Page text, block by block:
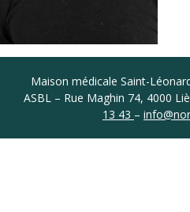
Coordonnées
Maison médicale Saint-
ASBL – Rue Maghin 74, 4000
13 43 –